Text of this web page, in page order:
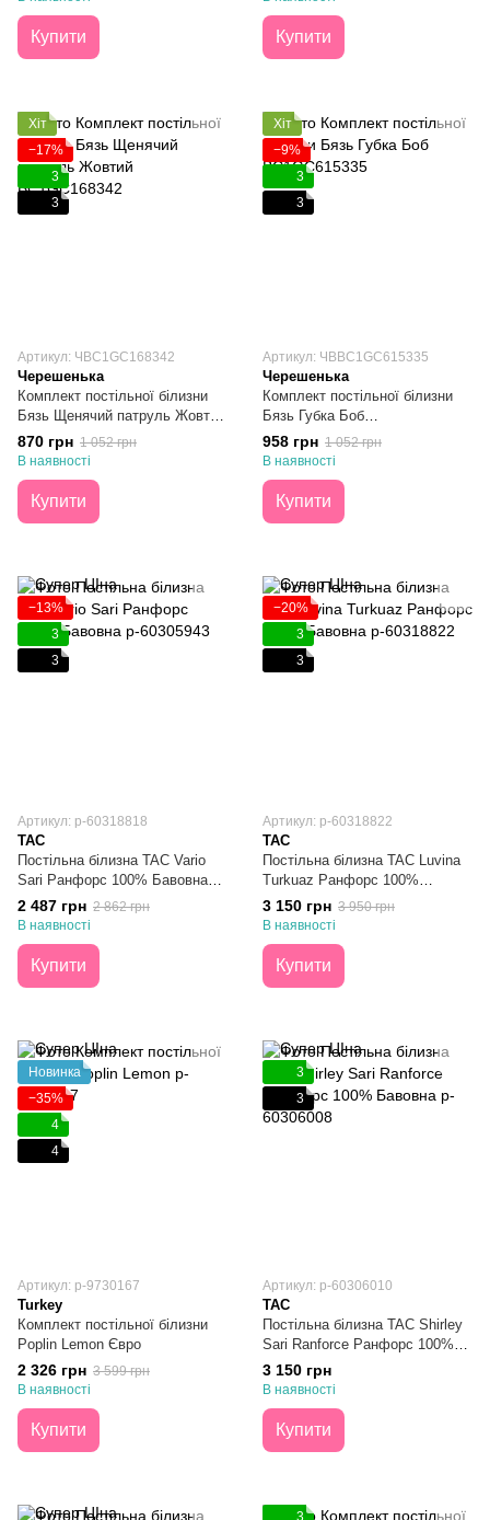
Купити Купити
Хіт
−17%
3
3
Артикул: ЧBC1GC168342
Черешенька
Комплект постільної білизни
Бязь Щенячий патруль Жовтий
Півтораспальний
870 грн 1 052 грн
В наявності
Купити
Хіт
−9%
3
3
Артикул: ЧBBC1GC615335
Черешенька
Комплект постільної білизни
Бязь Губка Боб
Півтораспальний
958 грн 1 052 грн
В наявності
Купити
−13%
3
3
Артикул: p-60318818
TAC
Постільна білизна TAC Vario
Sari Ранфорс 100% Бавовна
Півтораспальна
2 487 грн 2 862 грн
В наявності
Купити
−20%
3
3
Артикул: p-60318822
TAC
Постільна білизна TAC Luvina
Turkuaz Ранфорс 100%
Бавовна Євро
3 150 грн 3 950 грн
В наявності
Купити
Новинка
−35%
4
4
Артикул: p-9730167
Turkey
Комплект постільної білизни
Poplin Lemon Євро
2 326 грн 3 599 грн
В наявності
Купити
3
3
Артикул: p-60306010
TAC
Постільна білизна TAC Shirley
Sari Ranforce Ранфорс 100%
Бавовна Євро
3 150 грн
В наявності
Купити
3